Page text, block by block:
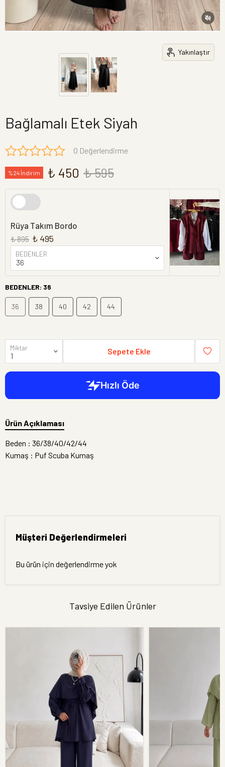
Yakınlaştır
Bağlamalı Etek Siyah
0 Değerlendirme
%24 İndirim ₺ 450 ₺ 595
Rüya Takım Bordo
₺ 895 ₺ 495
BEDENLER
BEDENLER: 36
36 38 40 42 44
Miktar Sepete Ekle
Ürün Açıklaması
Beden : 36/38/40/42/44
Kumaş : Puf Scuba Kumaş
Müşteri Değerlendirmeleri
Bu ürün için değerlendirme yok
Tavsiye Edilen Ürünler